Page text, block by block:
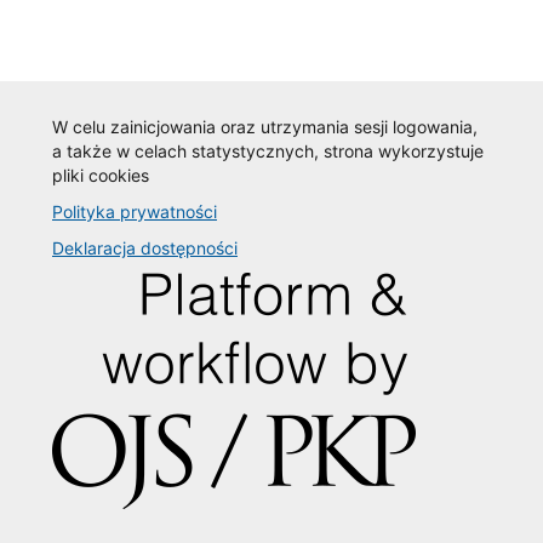
W celu zainicjowania oraz utrzymania sesji logowania,
a także w celach statystycznych, strona wykorzystuje
pliki cookies
Polityka prywatności
Deklaracja dostępności